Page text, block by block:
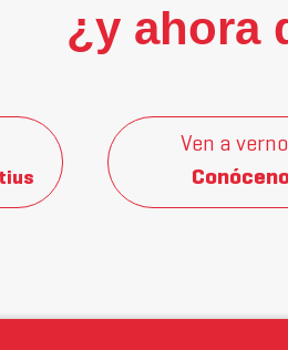
¿y ahora
Ven a